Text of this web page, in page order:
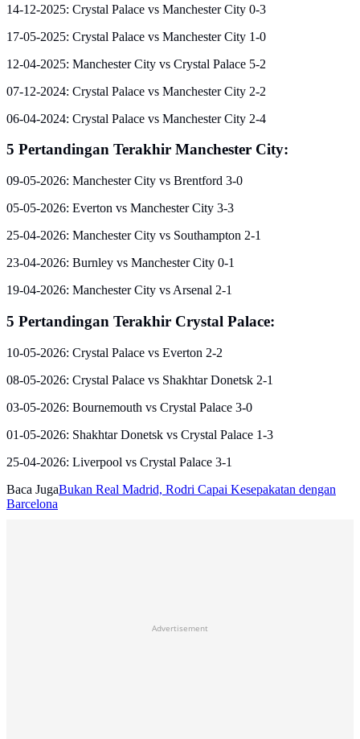
14-12-2025: Crystal Palace vs Manchester City 0-3
17-05-2025: Crystal Palace vs Manchester City 1-0
12-04-2025: Manchester City vs Crystal Palace 5-2
07-12-2024: Crystal Palace vs Manchester City 2-2
06-04-2024: Crystal Palace vs Manchester City 2-4
5 Pertandingan Terakhir Manchester City:
09-05-2026: Manchester City vs Brentford 3-0
05-05-2026: Everton vs Manchester City 3-3
25-04-2026: Manchester City vs Southampton 2-1
23-04-2026: Burnley vs Manchester City 0-1
19-04-2026: Manchester City vs Arsenal 2-1
5 Pertandingan Terakhir Crystal Palace:
10-05-2026: Crystal Palace vs Everton 2-2
08-05-2026: Crystal Palace vs Shakhtar Donetsk 2-1
03-05-2026: Bournemouth vs Crystal Palace 3-0
01-05-2026: Shakhtar Donetsk vs Crystal Palace 1-3
25-04-2026: Liverpool vs Crystal Palace 3-1
Baca JugaBukan Real Madrid, Rodri Capai Kesepakatan dengan
Barcelona
Advertisement